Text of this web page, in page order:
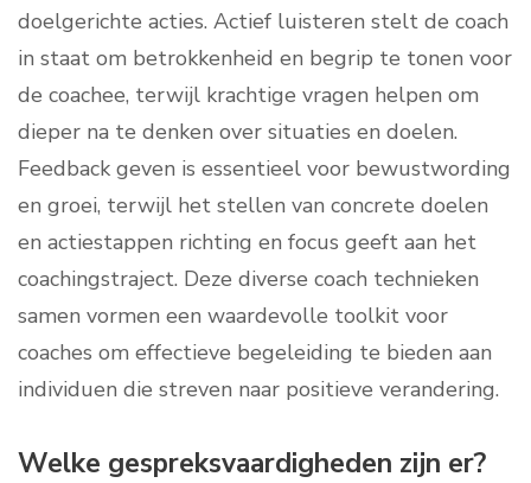
doelgerichte acties. Actief luisteren stelt de coach
in staat om betrokkenheid en begrip te tonen voor
de coachee, terwijl krachtige vragen helpen om
dieper na te denken over situaties en doelen.
Feedback geven is essentieel voor bewustwording
en groei, terwijl het stellen van concrete doelen
en actiestappen richting en focus geeft aan het
coachingstraject. Deze diverse coach technieken
samen vormen een waardevolle toolkit voor
coaches om effectieve begeleiding te bieden aan
individuen die streven naar positieve verandering.
Welke gespreksvaardigheden zijn er?